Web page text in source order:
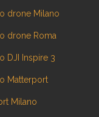
drone Milano
drone Roma
DJI Inspire 3
Matterport
Milano